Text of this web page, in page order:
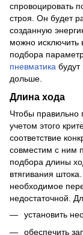
спровоцировать
строя. Он будет
созданную
можно исключить
подбора
пневматика
дольше.
Длина хода
Чтобы правильно
учетом этого
соответствие
совместим с ним
подбора длины
втягивания
необходимое
недостаточной.
установить
обеспечить